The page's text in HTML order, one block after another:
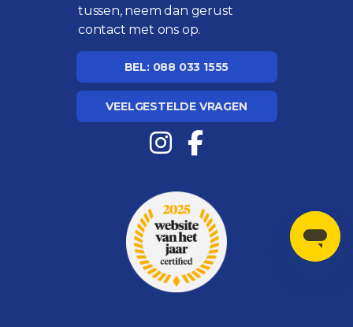
tussen, neem dan gerust
contact met ons op.
BEL: 088 033 1555
VEELGESTELDE VRAGEN